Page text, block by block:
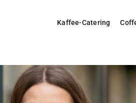
Kaffee-Catering